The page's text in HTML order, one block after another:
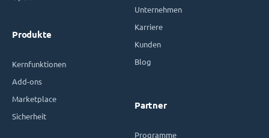
Produkte
Kernfunktionen
Add-ons
Marketplace
Sicherheit
Unternehmen
Karriere
Kunden
Blog
Partner
Programme